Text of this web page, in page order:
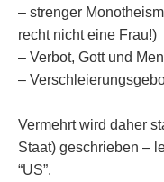
– strenger
recht nicht eine Frau!)
– Verbot, Gott und
–
Vermehrt wird daher
Staat) geschrieben –
“US”.